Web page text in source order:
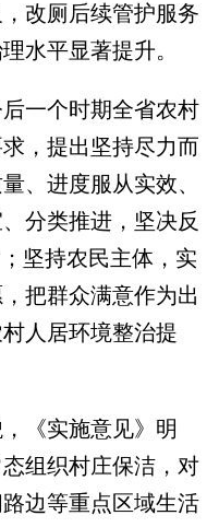
改厕后续管护服务
水平显著提升。
一个时期全省农村
，提出坚持尽力而
、进度服从实效、
分类推进，坚决反
坚持农民主体，实
把群众满意作为出
人居环境整治提
《实施意见》明
组织村庄保洁，对
边等重点区域生活